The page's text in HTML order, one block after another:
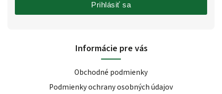
Informácie pre vás
Obchodné podmienky
Podmienky ochrany osobných údajov
Prihlásiť sa